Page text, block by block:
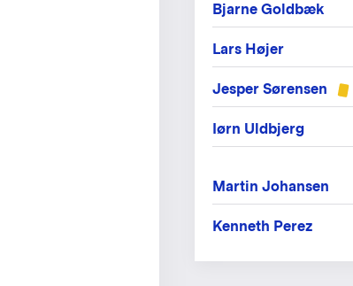
Bjarne Goldbæk
Lars Højer
Jesper Sørensen
Iørn Uldbjerg
Martin Johansen
Kenneth Perez